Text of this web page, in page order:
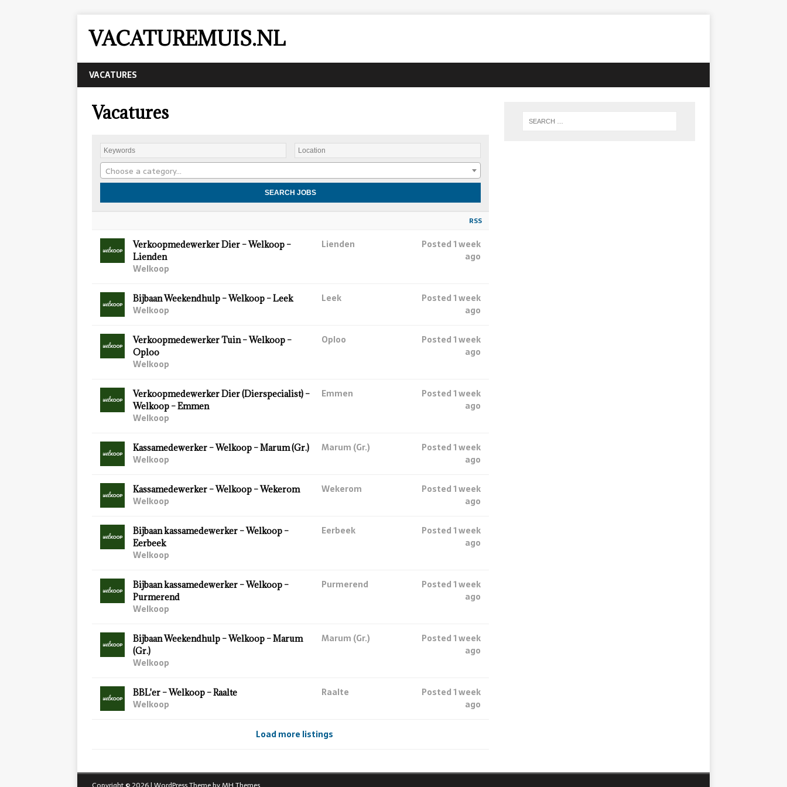
VACATUREMUIS.NL
VACATURES
Vacatures
Choose a category…
RSS
Verkoopmedewerker Dier – Welkoop –
Lienden
Welkoop
Lienden
Posted 1 week
ago
Bijbaan Weekendhulp – Welkoop – Leek
Welkoop
Leek
Posted 1 week
ago
Verkoopmedewerker Tuin – Welkoop –
Oploo
Welkoop
Oploo
Posted 1 week
ago
Verkoopmedewerker Dier (Dierspecialist) –
Welkoop – Emmen
Welkoop
Emmen
Posted 1 week
ago
Kassamedewerker – Welkoop – Marum (Gr.)
Welkoop
Marum (Gr.)
Posted 1 week
ago
Kassamedewerker – Welkoop – Wekerom
Welkoop
Wekerom
Posted 1 week
ago
Bijbaan kassamedewerker – Welkoop –
Eerbeek
Welkoop
Eerbeek
Posted 1 week
ago
Bijbaan kassamedewerker – Welkoop –
Purmerend
Welkoop
Purmerend
Posted 1 week
ago
Bijbaan Weekendhulp – Welkoop – Marum
(Gr.)
Welkoop
Marum (Gr.)
Posted 1 week
ago
BBL'er – Welkoop – Raalte
Welkoop
Raalte
Posted 1 week
ago
Load more listings